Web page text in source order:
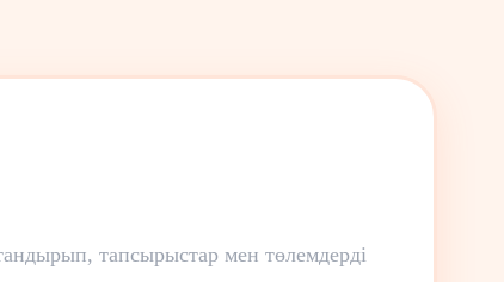
тапсырыстар мен төлемдерді